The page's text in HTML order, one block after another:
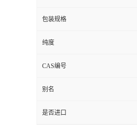
包装规格
纯度
CAS编号
别名
是否进口